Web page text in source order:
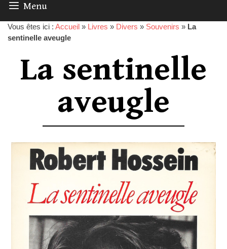
Menu
Vous êtes ici : Accueil » Livres » Divers » Souvenirs » La
sentinelle aveugle
La sentinelle
aveugle